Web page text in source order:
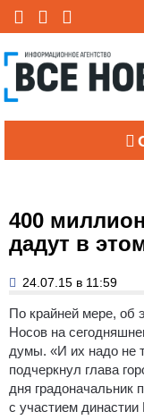
400
дадут в
24.07.15 в 11:59
По крайней мере, об
Носов на
думы. «И их надо не
подчеркнул глава
дня градоначальник
с участием династии